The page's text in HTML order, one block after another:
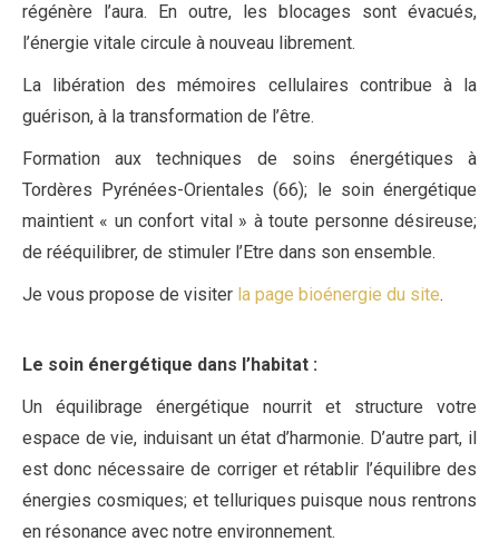
régénère l’aura. En outre, les blocages sont évacués,
l’énergie vitale circule à nouveau librement.
La libération des mémoires cellulaires contribue à la
guérison, à la transformation de l’être.
Formation aux techniques de soins énergétiques à
Tordères Pyrénées-Orientales (66); le soin énergétique
maintient « un confort vital » à toute personne désireuse;
de rééquilibrer, de stimuler l’Etre dans son ensemble.
Je vous propose de visiter la page bioénergie du site.
Le soin énergétique dans l’habitat :
Un équilibrage énergétique nourrit et structure votre
espace de vie, induisant un état d’harmonie. D’autre part, il
est donc nécessaire de corriger et rétablir l’équilibre des
énergies cosmiques; et telluriques puisque nous rentrons
en résonance avec notre environnement.